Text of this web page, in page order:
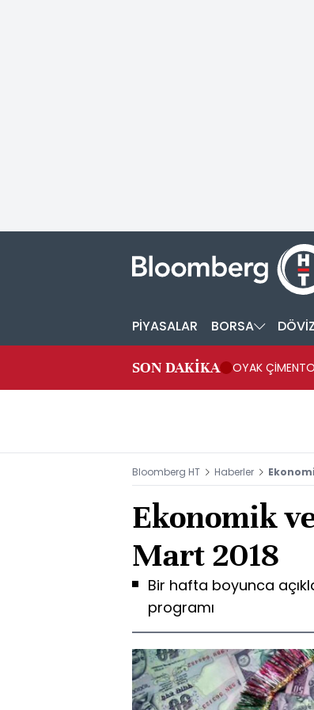
PİYASALAR BORSA
SON DAKİKA OYAK
Bloomberg HT Haberler
Ekonomik
Mart 2018
Bir hafta boyunca
programı